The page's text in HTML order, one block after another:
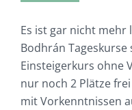
Es ist gar nicht mehr
Bodhrán
Einsteigerkurs ohne
nur noch 2 Plätze
mit Vorkenntnissen